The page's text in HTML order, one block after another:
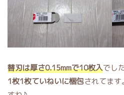
替刃は厚さ0.15mmで10枚入でし
1枚1枚ていねいに梱包されてま